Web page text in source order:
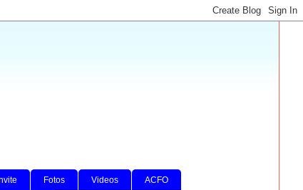
Fotos Videos ACFO